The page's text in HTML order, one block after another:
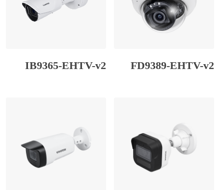
FD9389-EHTV-v2
IB9365-EHTV-v2